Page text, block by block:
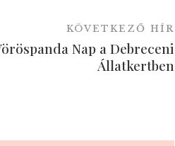
KÖVETKEZŐ HÍR
Nap a Debreceni
Állatkertben